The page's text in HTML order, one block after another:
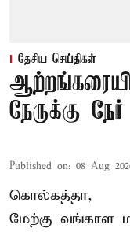
தேசிய செய்திகள்
நேருக்கு
Published on: 08 Aug
கொல்கத்தா,
மேற்கு வங்காள